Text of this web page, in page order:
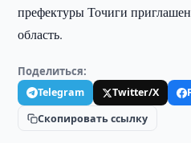
префектуры Точиги
область.
Поделиться:
Telegram Twitter/X
Скопировать ссылку